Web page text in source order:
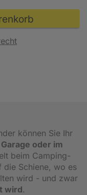
können Sie Ihr
oder im
beim Camping-
die Schiene, wo es
wird - und zwar
wird.